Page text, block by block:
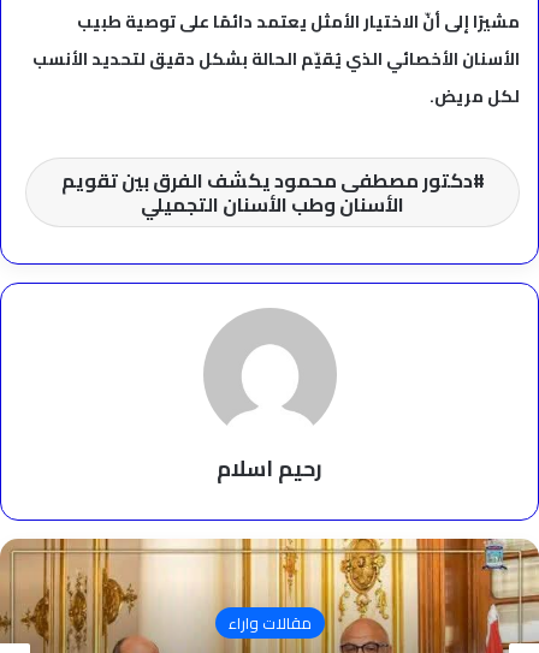
مشيرًا إلى أنّ الاختيار الأمثل يعتمد دائمًا على توصية طبيب
الأسنان الأخصائي الذي يُقيّم الحالة بشكل دقيق لتحديد الأنسب
لكل مريض.
دكتور مصطفى محمود يكشف الفرق بين تقويم
الأسنان وطب الأسنان التجميلي
رحيم اسلام
مقالات واراء